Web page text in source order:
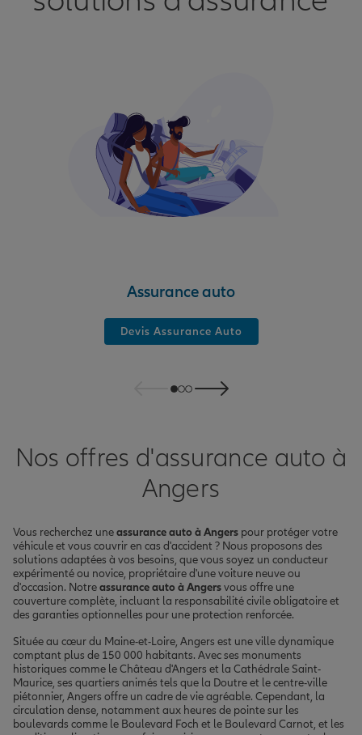
Assurance auto
Devis Assurance Auto
Nos offres d'assurance auto à
Angers
Vous recherchez uneassurance auto à Angers pour protéger votre
véhicule et vous couvrir en cas d'accident ? Nous proposons des
solutions adaptées à vos besoins, que vous soyez un conducteur
expérimenté ou novice, propriétaire d'une voiture neuve ou
d'occasion. Notreassurance auto à Angersvous offre une
couverture complète, incluant la responsabilité civile obligatoire et
des garanties optionnelles pour une protection renforcée.
Située au cœur du Maine-et-Loire, Angers est une ville dynamique
comptant plus de 150 000 habitants. Avec ses monuments
historiques comme le Château d'Angers et la Cathédrale Saint-
Maurice, ses quartiers animés tels que la Doutre et le centre-ville
piétonnier, Angers offre un cadre de vie agréable. Cependant, la
circulation dense, notamment aux heures de pointe sur les
boulevards comme le Boulevard Foch et le Boulevard Carnot, et les